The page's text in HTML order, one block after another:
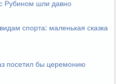
Рубином шли давно
спорта: маленькая сказка
посетил бы церемонию